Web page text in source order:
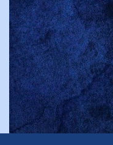
11/26/2024
Salidas a terreno mes de
3 Views • 0 Likes • 0 Comments